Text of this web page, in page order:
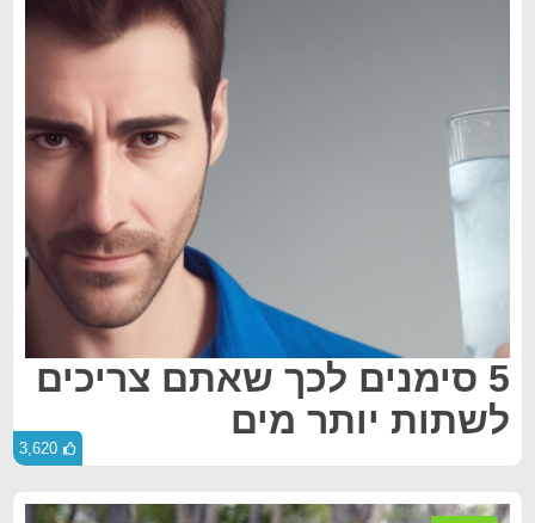
5 סימנים לכך שאתם צריכים
לשתות יותר מים
3,620